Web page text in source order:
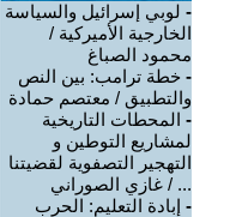
- لوبي إسرائيل والسياسة
الخارجية الأميركية /
محمود الصباغ
- خطة ترامب: بين النص
والتطبيق / معتصم حمادة
- المحطات التاريخية
لمشاريع التوطين و
التهجير التصفوية لقضيتنا
... / غازي الصوراني
- إبادة التعليم: الحرب